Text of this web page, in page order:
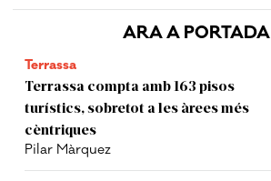
ARA A PORTADA
Terrassa
Terrassa compta amb 163 pisos
turístics, sobretot a les àrees més
cèntriques
Pilar Màrquez